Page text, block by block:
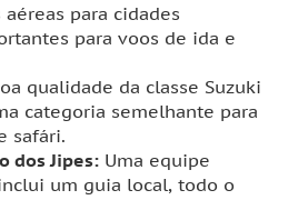
aéreas para cidades
para voos de ida e
qualidade da classe Suzuki
categoria semelhante para
safári.
dos Jipes: Uma equipe
um guia local, todo o